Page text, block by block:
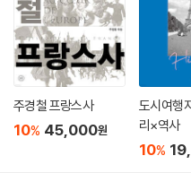
주경철 프랑스사
10% 45,000원
도시여행
리×역사
10%